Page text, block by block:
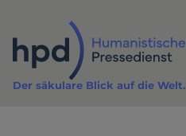
Inhalt
Der säkulare Blick auf die Welt.